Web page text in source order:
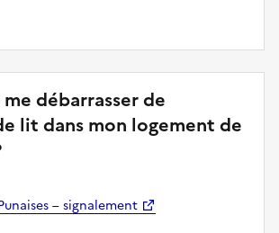
débarrasser de
lit dans mon logement de
– signalement